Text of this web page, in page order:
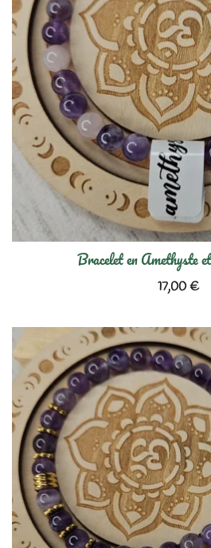
Bracelet en Amethyste
17,00€